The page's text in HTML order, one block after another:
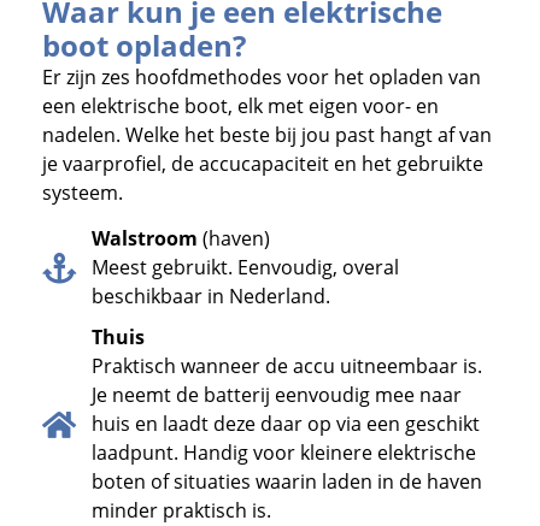
Waar kun je een elektrische
boot opladen?
Er zijn zes hoofdmethodes voor het opladen van
een elektrische boot, elk met eigen voor- en
nadelen. Welke het beste bij jou past hangt af van
je vaarprofiel, de accucapaciteit en het gebruikte
systeem.
Walstroom (haven)
Meest gebruikt. Eenvoudig, overal
beschikbaar in Nederland.
Thuis
Praktisch wanneer de accu uitneembaar is.
Je neemt de batterij eenvoudig mee naar
huis en laadt deze daar op via een geschikt
laadpunt. Handig voor kleinere elektrische
boten of situaties waarin laden in de haven
minder praktisch is.